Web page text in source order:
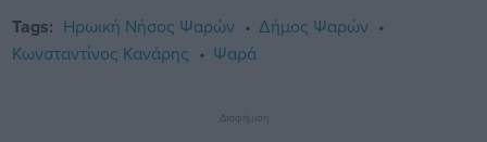
Tags: Ηρωική Νήσος Ψαρών
Δήμος Ψαρών
Κωνσταντίνος Κανάρης
Ψαρά
Διαφήμιση